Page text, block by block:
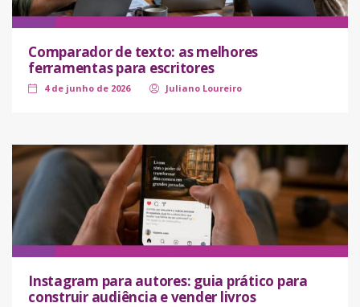
Comparador de texto: as melhores
ferramentas para escritores
4 de junho de 2026 Juliano Loureiro
Instagram para autores: guia prático para
construir audiência e vender livros